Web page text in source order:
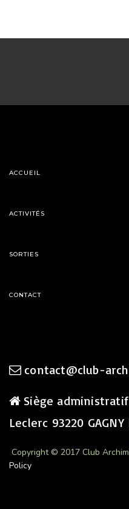
ACCUEIL
ACTIVITÉS
SORTIES
CONTACT
contact@club-
Siège
Leclerc 93220
Copyright © 2017 Club
Policy